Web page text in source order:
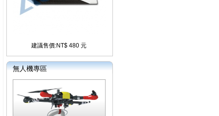
建議售價:NT$ 480 元
無人機專區